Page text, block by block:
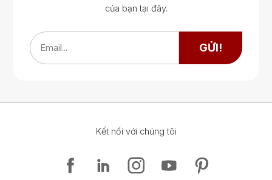
của bạn tại đây.
Email... GỬI!
Kết nối với chúng tôi